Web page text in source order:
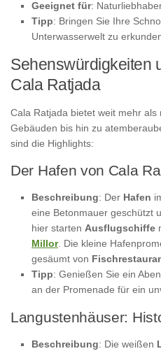
Geeignet für:
Tipp: Bringen Sie Ihre
Unterwasserwelt zu
Sehenswürdigkeiten
Cala Ratjada
Cala Ratjada bietet weit mehr
Gebäuden bis hin zu
sind die Highlights:
Der Hafen von Cala
Beschreibung: Der Hafen
eine Betonmauer geschützt
hier starten Ausflugschiffe
Millor. Die kleine
gesäumt von
Tipp: Genießen Sie ein
an der Promenade für ein
Langustenhäuser:
Beschreibung: Die weißen